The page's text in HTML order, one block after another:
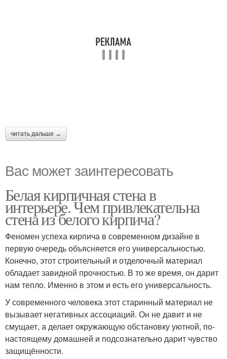
читать дальше →
Вас может заинтересовать
Белая кирпичная стена в
интерьере. Чем привлекательна
стена из белого кирпича?
Феномен успеха кирпича в современном дизайне в
первую очередь объясняется его универсальностью.
Конечно, этот строительный и отделочный материал
обладает завидной прочностью. В то же время, он дарит
нам тепло. Именно в этом и есть его универсальность.
У современного человека этот старинный материал не
вызывает негативных ассоциаций. Он не давит и не
смущает, а делает окружающую обстановку уютной, по-
настоящему домашней и подсознательно дарит чувство
защищённости.